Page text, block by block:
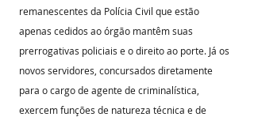
remanescentes da Polícia Civil que estão
apenas cedidos ao órgão mantêm suas
prerrogativas policiais e o direito ao porte. Já os
novos servidores, concursados diretamente
para o cargo de agente de criminalística,
exercem funções de natureza técnica e de